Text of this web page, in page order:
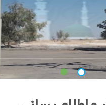
تسلیت باد